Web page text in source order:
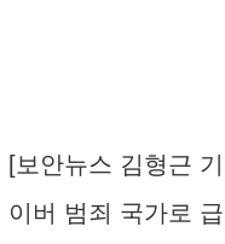
[보안뉴스 김형근
이버 범죄 국가로